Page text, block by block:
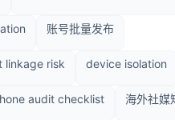
账号批量发布
linkage risk device isolation
audit checklist 海外社媒